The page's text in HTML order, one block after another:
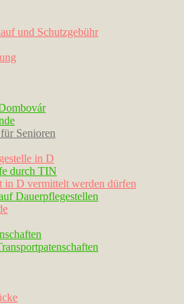
und Schutzgebühr
Senioren
in D
durch TIN
in D vermittelt werden dürfen
Dauerpflegestellen